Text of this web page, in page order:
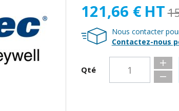
121,66 € HT
Nous contacter
Contactez-nous
Qté